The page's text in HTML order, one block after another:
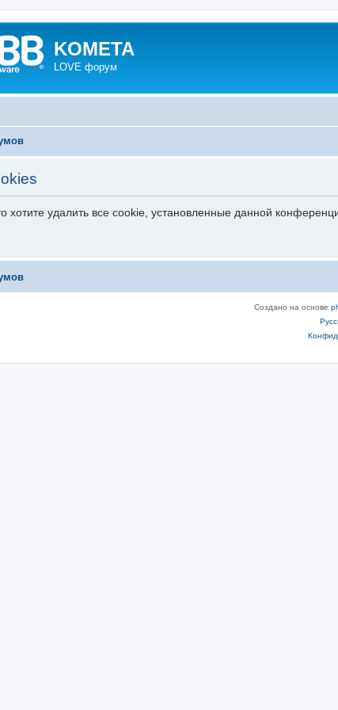
KOMETA
LOVE форум
хотите удалить все cookie, установленные данной
Создано на основе